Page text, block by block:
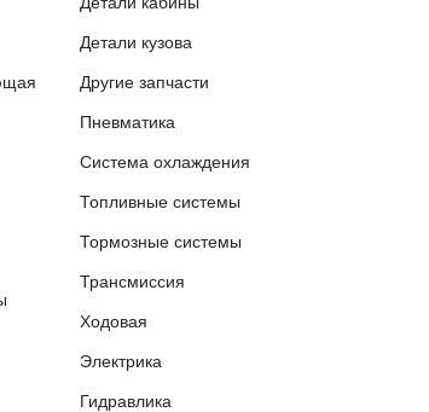
Детали кузова
Другие запчасти
Пневматика
Система охлаждения
Топливные системы
Тормозные системы
Трансмиссия
Ходовая
Электрика
Гидравлика